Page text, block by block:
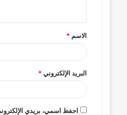
ق
*
الاسم *
البريد الإلكتروني*
احفظ اسمي، بريدي